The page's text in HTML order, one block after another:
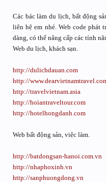
Các bác làm du lịch, bất động
liên hệ em nhé. Web code phát
dàng, có thể nâng cấp các tính
Web du lịch, khách sạn.
http://dulichdauan.com
http://
http://travelvietnam.asia
http://hoiantraveltour.com
http://hotelhongdanh.com
Web bất động sản, việc làm.
http://batdongsan-hanoi.com.vn
http://nhaphoxinh.vn
http://sanphuongdong.vn